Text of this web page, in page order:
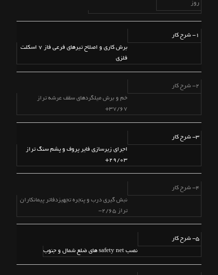
روز
1- شرح کار
برش کاری و اصلاح تیرهای فرعی فاز 7 اسکلت
فلزی
2- شرح کار
خم و برش میلگردهای سقف عرشه تراز
37/67+
3- شرح کار
اجرای زیرسازی فایر پروف و پشم سنگ تراز
29/03+
4- شرح کار
نبش گیری درب و پنجره تجهیزدفاتر پیمانکاران
تراز 2/65-
5- شرح کار
نصب safety net های ضلع شمال و جنوب